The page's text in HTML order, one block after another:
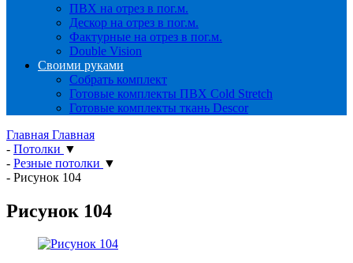
ПВХ на отрез в пог.м.
Дескор на отрез в пог.м.
Фактурные на отрез в пог.м.
Double Vision
Своими руками
Собрать комплект
Готовые комплекты ПВХ Cold Stretch
Готовые комплекты ткань Descor
Главная Главная
- Потолки ▼
- Резные потолки ▼
- Рисунок 104
Рисунок 104